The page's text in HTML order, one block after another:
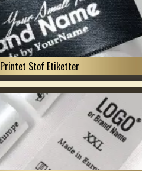
Printet Stof Etiketter